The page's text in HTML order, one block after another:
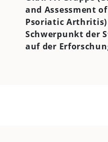
and Assessment
Psoriatic
Schwerpunkt der
auf der